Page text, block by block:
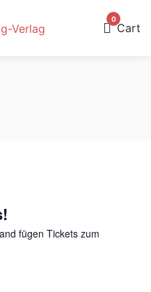
0
Cart
and fügen Tickets zum